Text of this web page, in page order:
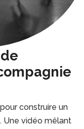
construire un
Une vidéo mêlant